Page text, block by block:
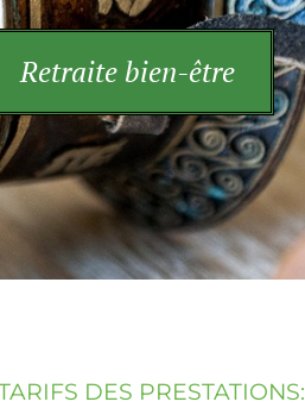
Retraite bien-être
DES PRESTATIONS: